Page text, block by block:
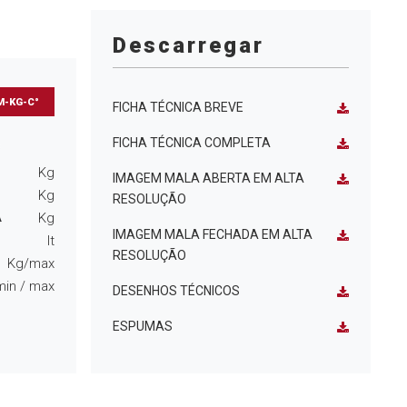
KG-C°
Kg
Kg
Kg
lt
Kg/max
/ max
Descarregar
FICHA TÉCNICA BREVE
FICHA TÉCNICA COMPLETA
IMAGEM MALA ABERTA EM ALTA
RESOLUÇÃO
IMAGEM MALA FECHADA EM ALTA
RESOLUÇÃO
DESENHOS TÉCNICOS
ESPUMAS